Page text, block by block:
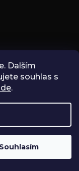
Dalším
souhlas s
.
Souhlasím
ZNKSHOP